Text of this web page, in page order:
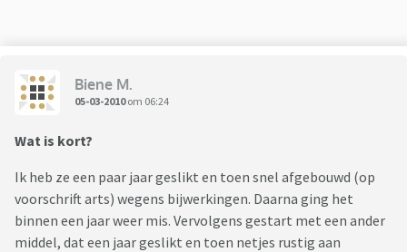
Biene M.
05-03-2010om 06:24
Wat is kort?
Ik heb ze een paar jaar geslikt en toen snel afgebouwd (op
voorschrift arts) wegens bijwerkingen. Daarna ging het
binnen een jaar weer mis. Vervolgens gestart met een ander
middel, dat een jaar geslikt en toen netjes rustig aan